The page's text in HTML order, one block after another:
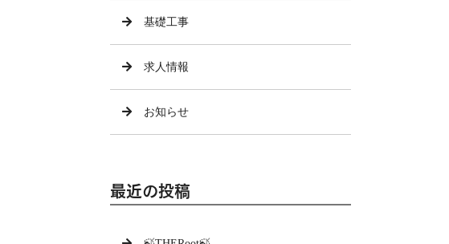
基礎工事
求人情報
お知らせ
最近の投稿